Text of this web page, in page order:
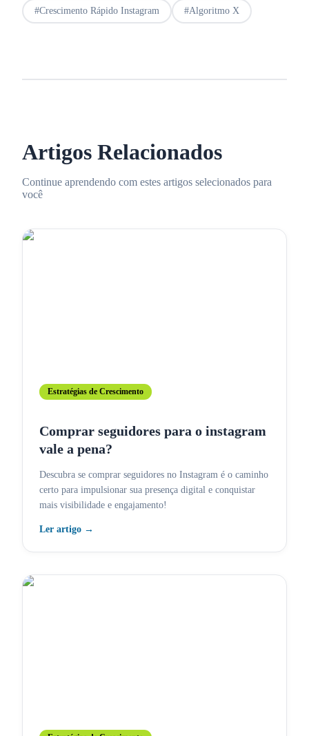
#Crescimento Rápido Instagram #Algoritmo X
Artigos Relacionados
Continue aprendendo com estes artigos selecionados para
você
Estratégias de Crescimento
Comprar seguidores para o instagram
vale a pena?
Descubra se comprar seguidores no Instagram é o caminho
certo para impulsionar sua presença digital e conquistar
mais visibilidade e engajamento!
Ler artigo →